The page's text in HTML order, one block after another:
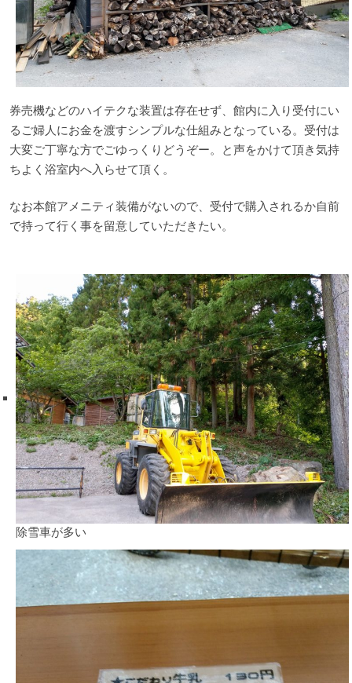
券売機などのハイテクな装置は存在せず、館内に入り受付にい
るご婦人にお金を渡すシンプルな仕組みとなっている。受付は
大変ご丁寧な方でごゆっくりどうぞー。と声をかけて頂き気持
ちよく浴室内へ入らせて頂く。
なお本館アメニティ装備がないので、受付で購入されるか自前
で持って行く事を留意していただきたい。
除雪車が多い